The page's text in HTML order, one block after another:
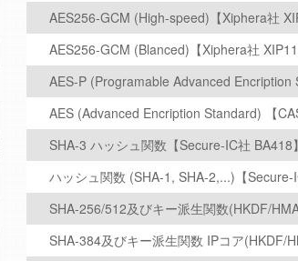
AES256-GCM (High-speed)【Xiphera社
AES256-GCM (Blanced)【Xiphera社
AES-P (Programable Advanced Encription
AES (Advanced Encription Standard) 【
SHA-3 ハッシュ関数【Secure-IC社 BA418】
ハッシュ関数 (SHA-1, SHA-2,...)【Secure-
SHA-256/512及びキー派生関数(HKDF/
SHA-384及びキー派生関数 IPコア(HKDF/